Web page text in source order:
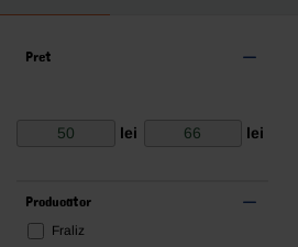
Pret
lei lei
Producator
Fraliz